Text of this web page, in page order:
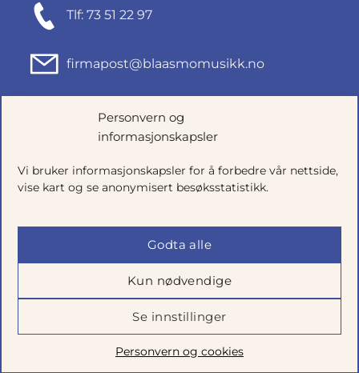
Personvern og
informasjonskapsler
Vi bruker informasjonskapsler for å forbedre vår nettside,
vise kart og se anonymisert besøksstatistikk.
Godta alle
Kun nødvendige
Se innstillinger
Personvern og cookies
Tlf: 73 51 22 97
firmapost@blaasmomusikk.no
Fjordgata 46, 7010 TRONDHEIM
Salgsbetingelser|Personvern|Cookie-innstillinger
Utviklet avTalkto